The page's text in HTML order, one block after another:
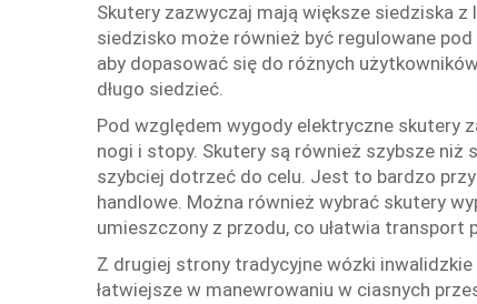
Skutery zazwyczaj mają większe siedziska
siedzisko może również być regulowane
aby dopasować się do różnych
długo siedzieć.
Pod względem wygody elektryczne skutery
nogi i stopy. Skutery są również szybsze
szybciej dotrzeć do celu. Jest to bardzo
handlowe. Można również wybrać skutery
umieszczony z przodu, co ułatwia transport
Z drugiej strony tradycyjne wózki
łatwiejsze w manewrowaniu w ciasnych